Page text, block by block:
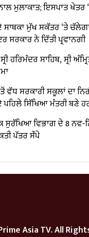
ਮੁਲਾਕਾਤ; ਇਸਪਾਤ ਖੇਤਰ
ਐਲਾਨ
ਮੁੱਖ ਸਕੱਤਰ ‘ਤੇ ਚੱਲੇਗਾ
ਸਰਕਾਰ ਨੇ ਦਿੱਤੀ ਪ੍ਰਵਾਨਗੀ
ਹਰਿਮੰਦਰ ਸਾਹਿਬ, ਸ੍ਰੀ
ਵੱਧ ਸਰਕਾਰੀ ਸਕੂਲਾਂ ਦਾ
ਪਹਿਲੇ ਸਿੱਖਿਆ ਮੰਤਰੀ ਬਣੇ
ਸੁਰੱਖਿਆ ਵਿਭਾਗ ਦੇ 8
ਪੱਤਰ ਸੌਂਪੇ
Asia TV. All